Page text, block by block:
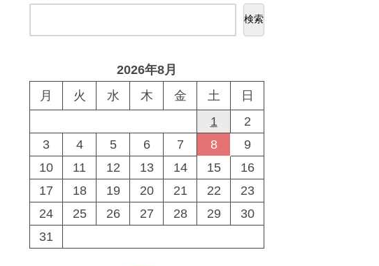
検索
2026年8月
月
火 水 木 金 土
日
1
2
3
4 5 6 7 8
9
10
11 12 13 14 15
16
17
18 19 20 21 22
23
24
25 26 27 28 29
30
31